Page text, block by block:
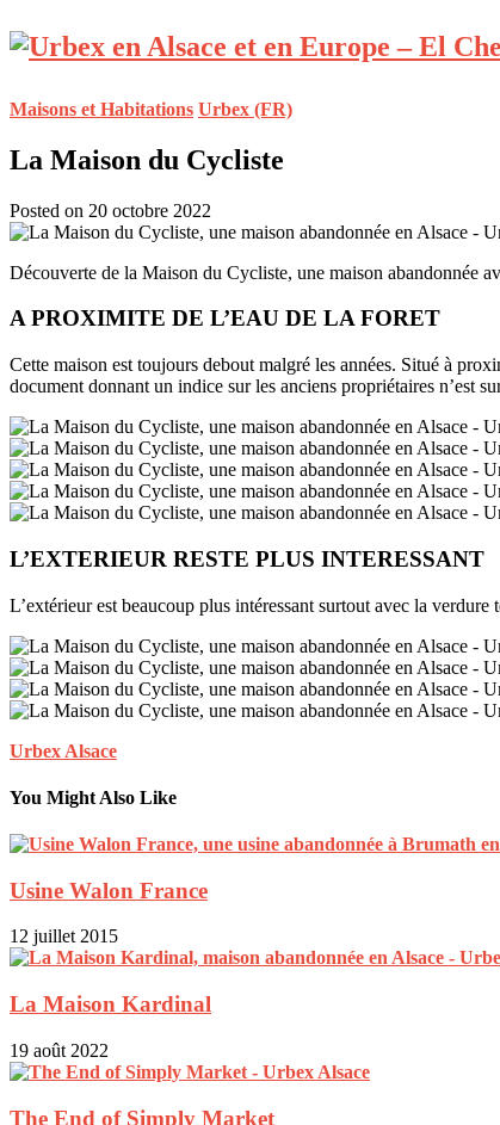
Maisons et Habitations Urbex (FR)
La Maison du Cycliste
Posted on 20 octobre 2022
Découverte de la Maison du Cycliste, une maison abandonnée
A PROXIMITE DE L’EAU DE LA FORET
Cette maison est toujours debout malgré les années. Situé à
document donnant un indice sur les anciens propriétaires n’est
L’EXTERIEUR RESTE PLUS INTERESSANT
L’extérieur est beaucoup plus intéressant surtout avec la verdure
Urbex Alsace
You Might Also Like
Usine Walon France
12 juillet 2015
La Maison Kardinal
19 août 2022
The End of Simply Market